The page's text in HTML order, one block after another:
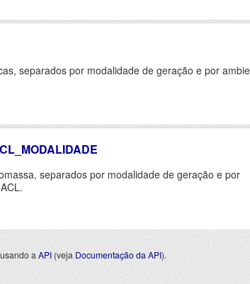
separados por modalidade de geração e por
separados por modalidade de geração e por
a API (veja Documentação da API).